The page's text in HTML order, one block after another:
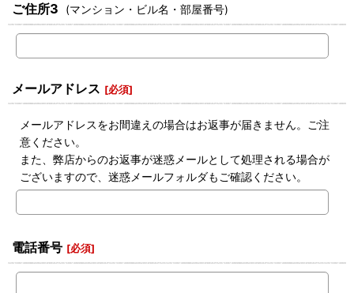
ご住所3 (マンション・ビル名・部屋番号)
メールアドレス [必須]
メールアドレスをお間違えの場合はお返事が届きません。ご注
意ください。
また、弊店からのお返事が迷惑メールとして処理される場合が
ございますので、迷惑メールフォルダもご確認ください。
電話番号 [必須]